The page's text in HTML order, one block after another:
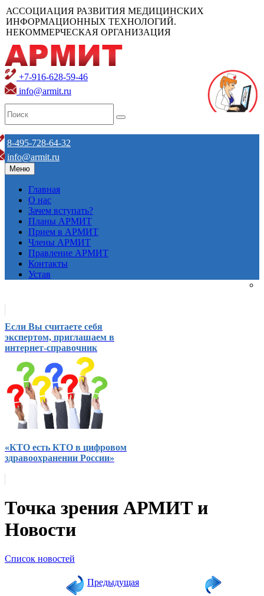
АССОЦИАЦИЯ РАЗВИТИЯ МЕДИЦИНСКИХ
ИНФОРМАЦИОННЫХ ТЕХНОЛОГИЙ.
НЕКОММЕРЧЕСКАЯ ОРГАНИЗАЦИЯ
+7-916-628-59-46
info@armit.ru
8-495-728-64-32
info@armit.ru
Меню
Главная
О нас
Зачем вступать?
Планы АРМИТ
Прием в АРМИТ
Члены АРМИТ
Правление АРМИТ
Контакты
Устав
Если Вы считаете себя
экспертом, приглашаем в
интернет-справочник
«КТО есть КТО в цифровом
здравоохранении России»
Точка зрения АРМИТ и
Новости
Список новостей
Предыдущая